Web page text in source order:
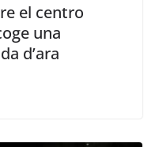
el centro
una
d’ara